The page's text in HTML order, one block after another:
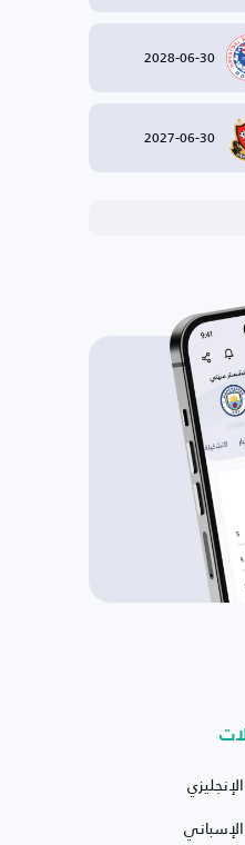
2028-06-30
2027-06-30